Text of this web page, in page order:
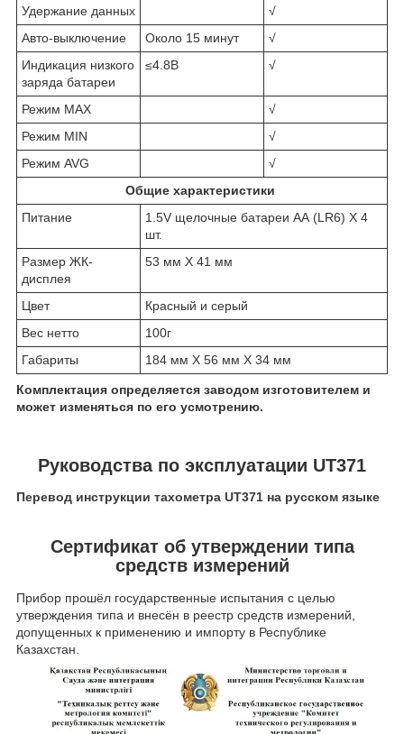
Удержание данных
√
Авто-выключение
Около 15 минут
√
Индикация низкого
заряда батареи
≤4.8В √
Режим MAX
√
Режим MIN
√
Режим AVG
√
Общие характеристики
Питание
1.5V щелочные батареи AA (LR6) X 4
шт.
Размер ЖК-
дисплея
53 мм X 41 мм
Цвет
Красный и серый
Вес нетто
100г
Габариты
184 мм X 56 мм X 34 мм
Комплектация определяется заводом изготовителем и
может изменяться по его усмотрению.
Руководства по эксплуатации UT371
Перевод инструкции тахометра UT371 на русском языке
Сертификат об утверждении типа
средств измерений
Прибор прошёл государственные испытания с целью
утверждения типа и внесён в реестр средств измерений,
допущенных к применению и импорту в Республике
Казахстан.